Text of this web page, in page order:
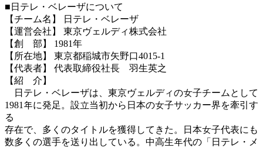
■日テレ・ベレーザについて
【チーム名】 日テレ・ベレーザ
【運営会社】 東京ヴェルディ株式会社
【創 部】 1981年
【所在地】 東京都稲城市矢野口4015-1
【代表者】 代表取締役社長 羽生英之
【紹 介】
日テレ・ベレーザは、東京ヴェルディの女子チームとして
1981年に発足。設立当初から日本の女子サッカー界を牽引す
る
存在で、多くのタイトルを獲得してきた。日本女子代表にも
数多くの選手を送り出している。中高生年代の「日テレ・メ